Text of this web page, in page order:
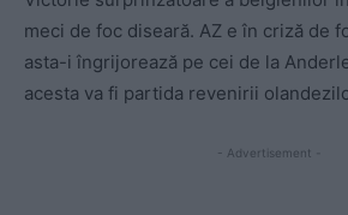
meci de foc diseară. AZ e în criză de
asta-i îngrijorează pe cei de la
acesta va fi partida revenirii
- Advertisement -